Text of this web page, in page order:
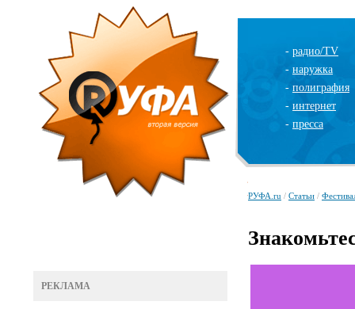
- радио/TV
- наружка
- полиграфия
- интернет
- пресса
РЕКЛАМА
РУФА.ru / Статьи /